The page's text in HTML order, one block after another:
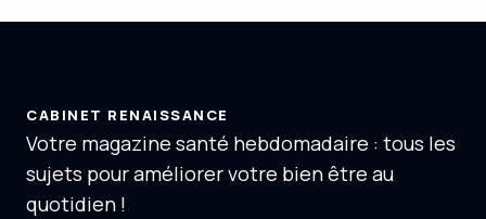
CABINET RENAISSANCE
Votre magazine santé hebdomadaire : tous les
sujets pour améliorer votre bien être au
quotidien !